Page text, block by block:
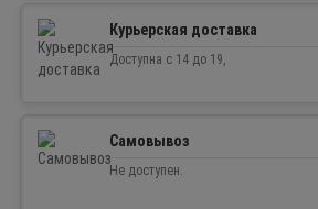
Курьерская доставка
Доступна с 14 до 19,
Самовывоз
Не доступен.